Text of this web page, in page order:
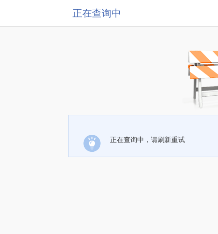
正在查询中
正在查询中，请刷新重试